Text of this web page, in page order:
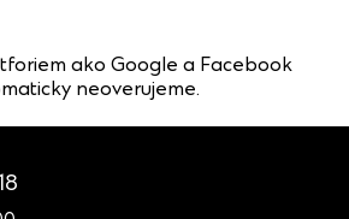
ako Google a Facebook
neoverujeme.